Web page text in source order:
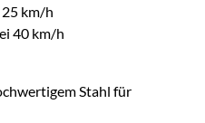
km/h
40 km/h
Stahl für